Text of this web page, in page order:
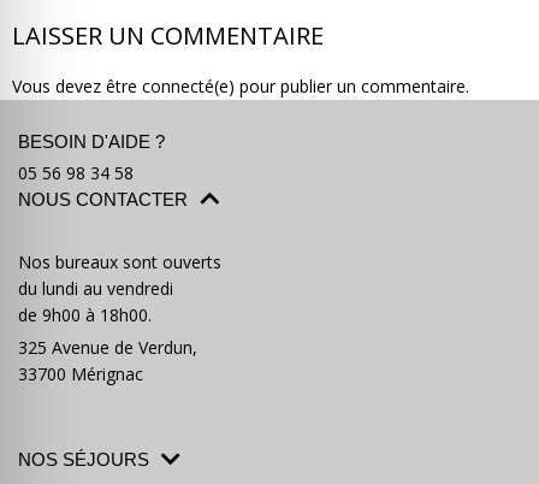
LAISSER UN COMMENTAIRE
Vous devez être connecté(e) pour publier un commentaire.
BESOIN D'AIDE ?
05 56 98 34 58
NOUS CONTACTER
Nos bureaux sont ouverts
du lundi au vendredi
de 9h00 à 18h00.
325 Avenue de Verdun,
33700 Mérignac
NOS SÉJOURS